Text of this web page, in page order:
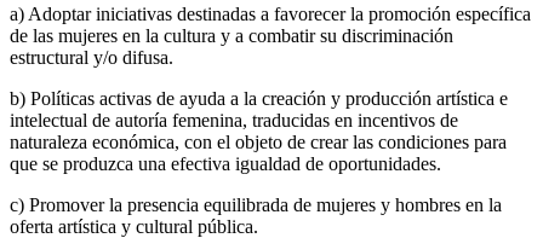
a) Adoptar iniciativas destinadas a favorecer la promoción específica
de las mujeres en la cultura y a combatir su discriminación
estructural y/o difusa.
b) Políticas activas de ayuda a la creación y producción artística e
intelectual de autoría femenina, traducidas en incentivos de
naturaleza económica, con el objeto de crear las condiciones para
que se produzca una efectiva igualdad de oportunidades.
c) Promover la presencia equilibrada de mujeres y hombres en la
oferta artística y cultural pública.